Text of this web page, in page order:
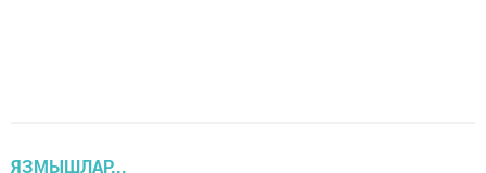
ЯЗМЫШЛАР...